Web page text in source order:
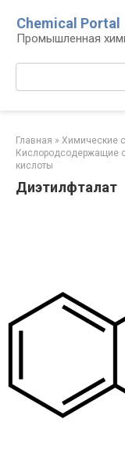
контенту
Chemical Portal
Промышленная
Главная » Химические
Кислородсодержащие
кислоты‎
Диэтилфталат